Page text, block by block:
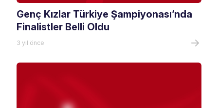
Genç Kızlar Türkiye Şampiyonası’nda
Finalistler Belli Oldu
3 yıl önce